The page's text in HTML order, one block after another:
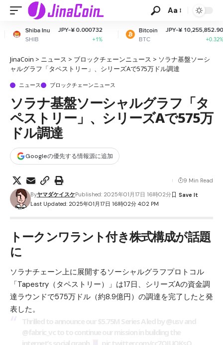
Aa
JPY-¥ 0.000732
Bitcoin
BTC
JPY-¥ 10,255,852.90
ETH
JinaCoin > ニュース > ブロックチェーンニュース > ソラナ基盤ソーシ
ャルグラフ「タペストリー」、シリーズAで575万ドル調達
ニュース ブロックチェーンニュース
ソラナ基盤ソーシャルグラフ「タ
ペストリー」、シリーズAで575万
ドル調達
Googleの優先する情報源に追加
Last Updated: 2025年01月17日 16時02分 4:02 PM
ByヤマダケイスケPublished: 2025年01月17日 16時02分
9 Min Read
トークンワラント付き株式構成が話題
に
ソラナチェーン上に展開するソーシャルグラフプロトコル
「Tapestry（タペストリー）」は17日、シリーズAの資金調
達ラウンドで575万ドル（約8.9億円）の調達を完了したと発
表した。